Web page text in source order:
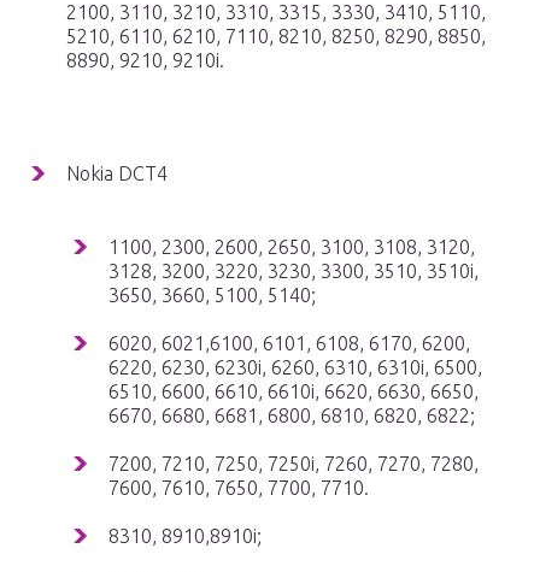
2100, 3110, 3210, 3310, 3315, 3330, 3410, 5110,
5210, 6110, 6210, 7110, 8210, 8250, 8290, 8850,
8890, 9210, 9210i.
Nokia DCT4
1100, 2300, 2600, 2650, 3100, 3108, 3120,
3128, 3200, 3220, 3230, 3300, 3510, 3510i,
3650, 3660, 5100, 5140;
6020, 6021,6100, 6101, 6108, 6170, 6200,
6220, 6230, 6230i, 6260, 6310, 6310i, 6500,
6510, 6600, 6610, 6610i, 6620, 6630, 6650,
6670, 6680, 6681, 6800, 6810, 6820, 6822;
7200, 7210, 7250, 7250i, 7260, 7270, 7280,
7600, 7610, 7650, 7700, 7710.
8310, 8910,8910i;